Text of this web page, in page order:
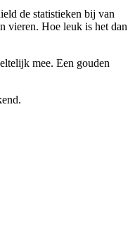
de statistieken bij van
vieren. Hoe leuk is het dan
mee. Een gouden